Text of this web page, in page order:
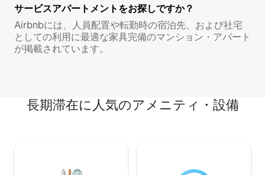
サービスアパートメントをお探しですか？
Airbnbには、人員配置や転勤時の宿泊先、および社宅
としての利用に最適な家具完備のマンション・アパート
が掲載されています。
長期滞在に人気のアメニティ・設備